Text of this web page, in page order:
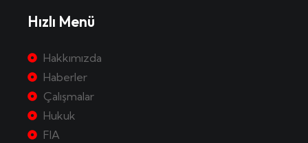
Hızlı Menü
Hakkımızda
Haberler
Çalışmalar
Hukuk
FIA